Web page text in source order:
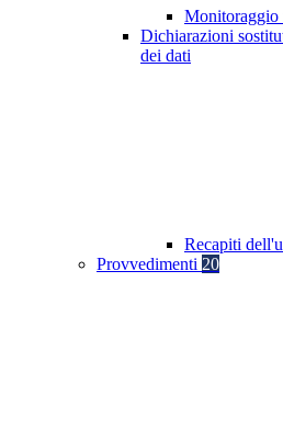
Monitoraggio
Dichiarazioni
dei dati
Recapiti
Provvedimenti 20